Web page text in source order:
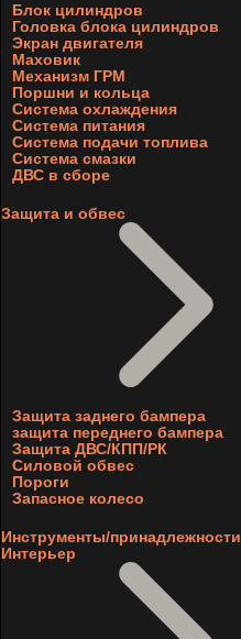
Блок цилиндров
Головка блока цилиндров
Экран двигателя
Маховик
Механизм ГРМ
Поршни и кольца
Система охлаждения
Система питания
Система подачи топлива
Система смазки
ДВС в сборе
Защита и обвес
Защита заднего бампера
защита переднего бампера
Защита ДВС/КПП/РК
Силовой обвес
Пороги
Запасное колесо
Инструменты/принадлежности
Интерьер